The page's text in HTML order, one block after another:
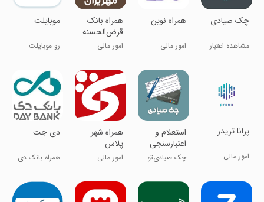
چک صیادی
مشاهده اعتبار
همراه نوین
امور مالی
همراه بانک
قرض‌الحسنه
مهر ایران
امور مالی
موبایلت
رو موبایلت
پرانا تریدر
امور مالی
استعلام و
اعتبارسنجی
چک صیادی
چک صیادی‌تو
همراه شهر
پلاس
امور مالی
دی جت
همراه بانک دی